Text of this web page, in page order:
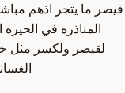
قيصر ما يتجر اذهم
المناذره في
لقيصر ولكسر مثل